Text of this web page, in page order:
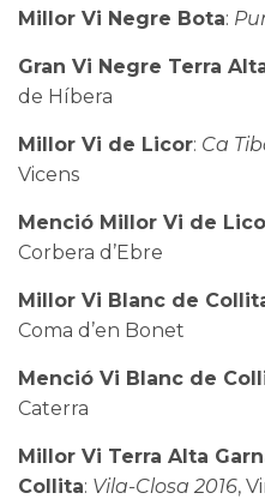
Millor Vi Negre Bota:
Gran Vi Negre Terra
de Híbera
Millor Vi de Licor: Ca
Vicens
Menció Millor Vi de
Corbera d’Ebre
Millor Vi Blanc de
Coma d’en Bonet
Menció Vi Blanc de
Caterra
Millor Vi Terra Alta
Collita: Vila-Closa 2016,